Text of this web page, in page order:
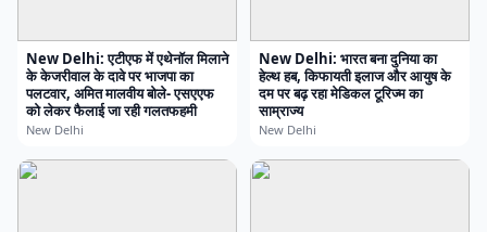
New Delhi: एटीएफ में एथेनॉल मिलाने
के केजरीवाल के दावे पर भाजपा का
पलटवार, अमित मालवीय बोले- एसएएफ
को लेकर फैलाई जा रही गलतफहमी
New Delhi
New Delhi: भारत बना दुनिया का
हेल्थ हब, किफायती इलाज और आयुष के
दम पर बढ़ रहा मेडिकल टूरिज्म का
साम्राज्य
New Delhi